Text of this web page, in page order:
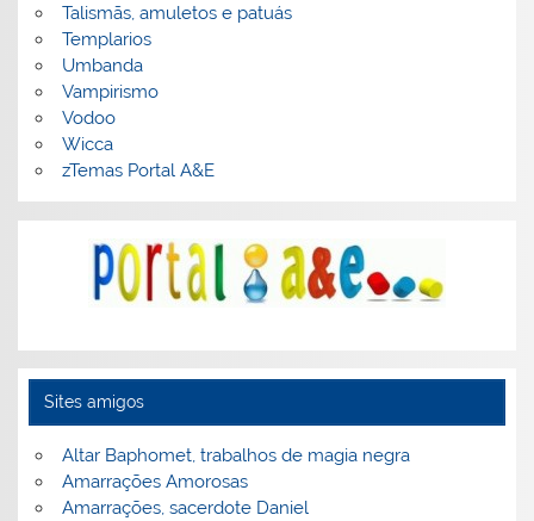
Talismãs, amuletos e patuás
Templarios
Umbanda
Vampirismo
Vodoo
Wicca
zTemas Portal A&E
Sites amigos
Altar Baphomet, trabalhos de magia negra
Amarrações Amorosas
Amarrações, sacerdote Daniel